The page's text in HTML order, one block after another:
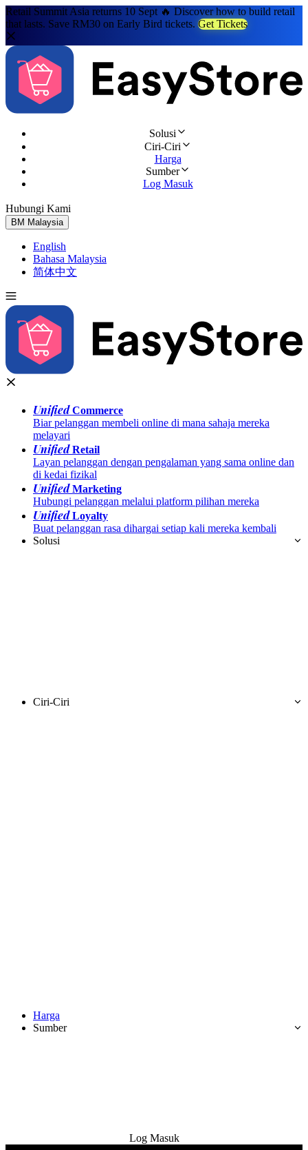
Retail Summit Asia returns 10 Sept 🔥 Discover how to build retail
that lasts. Save RM30 on Early Bird tickets. Get Tickets
Solusi
Ciri-Ciri
Harga
Sumber
Log Masuk
Hubungi Kami
BM Malaysia
English
Bahasa Malaysia
简体中文
UnifiedCommerce
Biar pelanggan membeli online di mana sahaja mereka
melayari
UnifiedRetail
Layan pelanggan dengan pengalaman yang sama online dan
di kedai fizikal
UnifiedMarketing
Hubungi pelanggan melalui platform pilihan mereka
UnifiedLoyalty
Buat pelanggan rasa dihargai setiap kali mereka kembali
Solusi
Ciri-Ciri
Harga
Sumber
Log Masuk